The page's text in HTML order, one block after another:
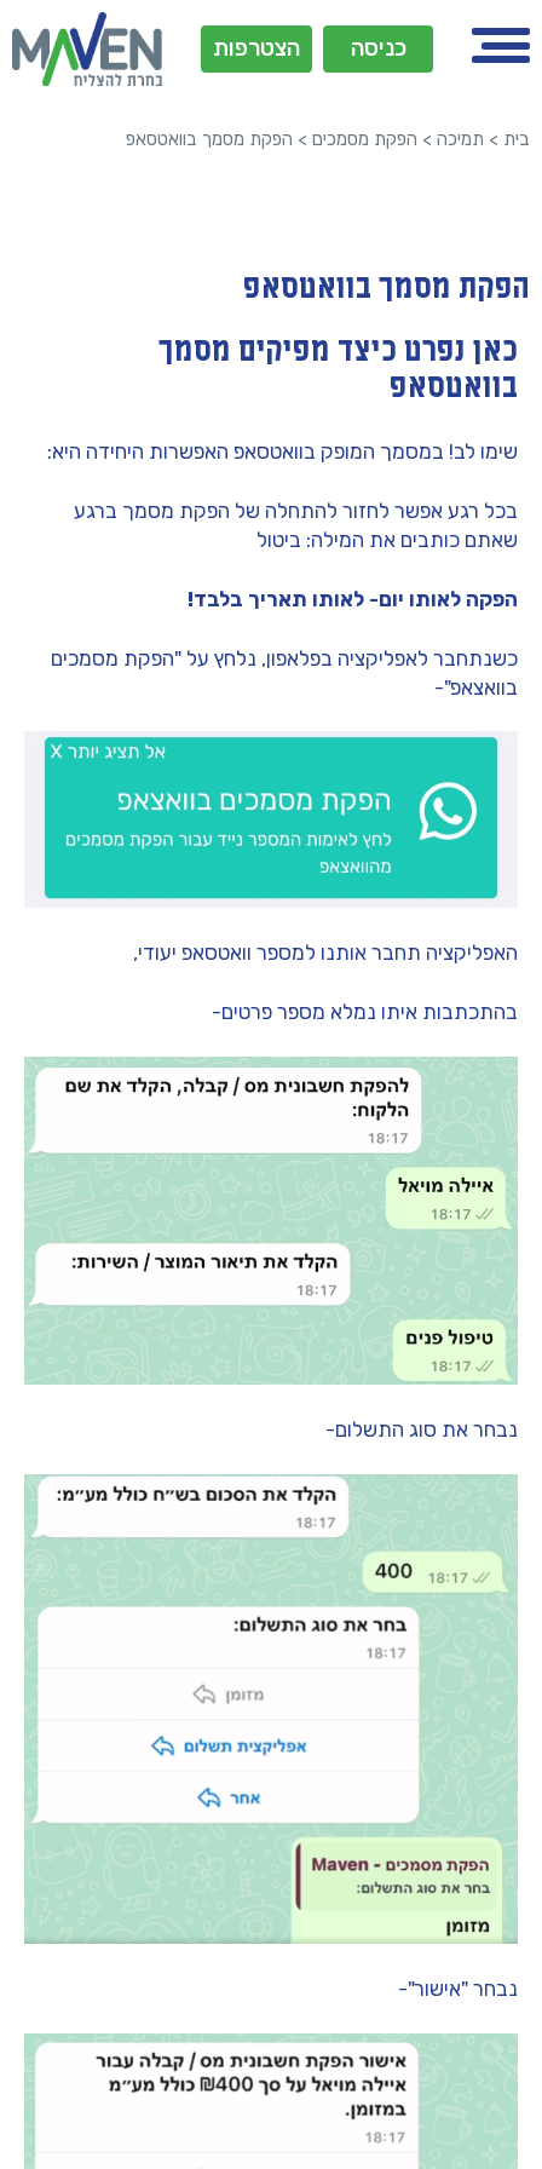
כניסה הצטרפות
בית > תמיכה> הפקת מסמכים> הפקת מסמך בוואטסאפ
הפקת מסמך בוואטסאפ
כאן נפרט כיצד מפיקים מסמך
בוואטסאפ
שימו לב! במסמך המופק בוואטסאפ האפשרות היחידה היא:
בכל רגע אפשר לחזור להתחלה של הפקת מסמך ברגע
שאתם כותבים את המילה: ביטול
הפקה לאותו יום- לאותו תאריך בלבד!
כשנתחבר לאפליקציה בפלאפון, נלחץ על "הפקת מסמכים
בוואצאפ"-
האפליקציה תחבר אותנו למספר וואטסאפ יעודי,
בהתכתבות איתו נמלא מספר פרטים-
נבחר את סוג התשלום-
נבחר "אישור"-